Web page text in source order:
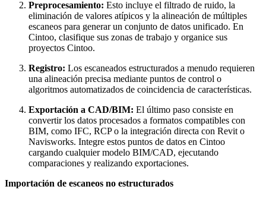
Preprocesamiento: Esto incluye el filtrado de ruido, la
eliminación de valores atípicos y la alineación de múltiples
escaneos para generar un conjunto de datos unificado. En
Cintoo, clasifique sus zonas de trabajo y organice sus
proyectos Cintoo.
Registro: Los escaneados estructurados a menudo requieren
una alineación precisa mediante puntos de control o
algoritmos automatizados de coincidencia de características.
Exportación a CAD/BIM: El último paso consiste en
convertir los datos procesados a formatos compatibles con
BIM, como IFC, RCP o la integración directa con Revit o
Navisworks. Integre estos puntos de datos en Cintoo
cargando cualquier modelo BIM/CAD, ejecutando
comparaciones y realizando exportaciones.
Importación de escaneos no estructurados